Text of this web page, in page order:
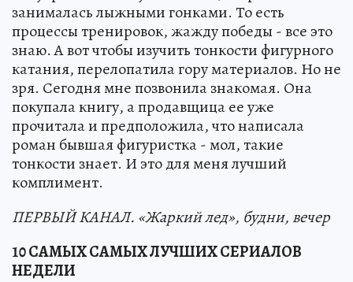
занималась лыжными гонками. То есть
процессы тренировок, жажду победы - все это
знаю. А вот чтобы изучить тонкости фигурного
катания, перелопатила гору материалов. Но не
зря. Сегодня мне позвонила знакомая. Она
покупала книгу, а продавщица ее уже
прочитала и предположила, что написала
роман бывшая фигуристка - мол, такие
тонкости знает. И это для меня лучший
комплимент.
ПЕРВЫЙ КАНАЛ. «Жаркий лед», будни, вечер
10 САМЫХ САМЫХ ЛУЧШИХ СЕРИАЛОВ
НЕДЕЛИ